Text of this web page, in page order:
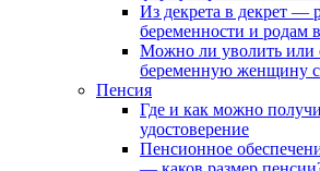
Из декрета в декрет —
беременности и родам
Можно ли уволить или
беременную женщину
Пенсия
Где и как можно
удостоверение
Пенсионное